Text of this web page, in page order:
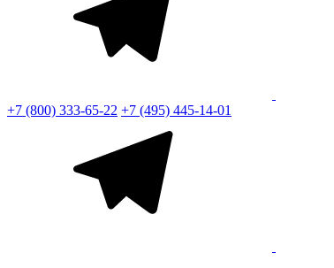
+7 (800) 333-65-22 +7 (495) 445-14-01